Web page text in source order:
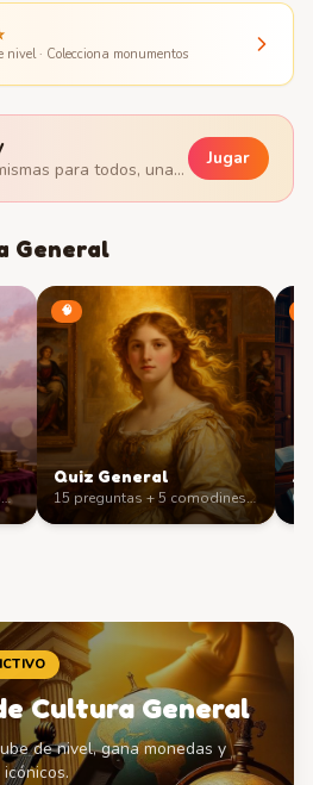
nivel · Colecciona monumentos
5 preguntas, las mismas para todos, una vez al día. ¿Cuántas aciertas?
Jugar
General
10 etapas por el mundo: compit …
🧠
Quiz General
15 preguntas + 5 comodines…
Cultura General
de nivel, gana monedas y